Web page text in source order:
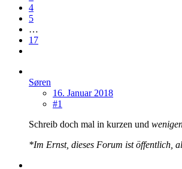
4
5
…
17
Søren
16. Januar 2018
#1
Schreib doch mal in kurzen und
*Im Ernst, dieses Forum ist öffentlich,